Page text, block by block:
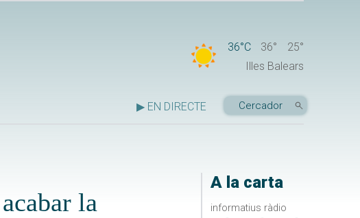
36°C 36°
25°
Illes Balears
▶ EN DIRECTE
A la carta
informatius ràdio
la